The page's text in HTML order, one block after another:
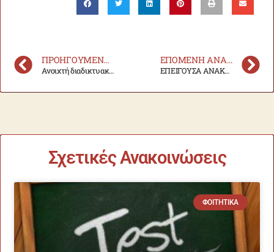
ΠΡΟΗΓΟΎΜΕΝΗ ΑΝΑΚΟΊΝΩΣΗ
Ανοιχτή διαδικτυακή εκδήλωση «ΠΡΟΣΒΑΣΗ: Σκοπός-Υπηρεσίες-Υποστήριξη»
ΕΠΌΜΕΝΗ ΑΝΑΚΟΊΝΩΣΗ
ΕΠΕΙΓΟΥΣΑ ΑΝΑΚΟΙΝΩΣΗ
Σχετικές Ανακοινώσεις
ΦΟΙΤΗΤΙΚΆ